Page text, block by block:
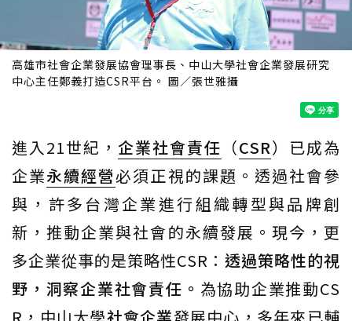
高雄市社會企業發展協會理事長、中山大學社會企業發展研究
中心主任鄭義打造CSR平台。 圖／張世雅攝
進入21世紀， 企業社會責任 （CSR）已成為
企業永續經營必須正視的課題。透過社會參
與，許多台灣企業進行組織轉型與品牌創
新，推動企業與社會的永續發展。現今，更
多企業從事的是策略性CSR： 透過策略性的視
野，洞察企業社會責任。 為協助企業推動CS